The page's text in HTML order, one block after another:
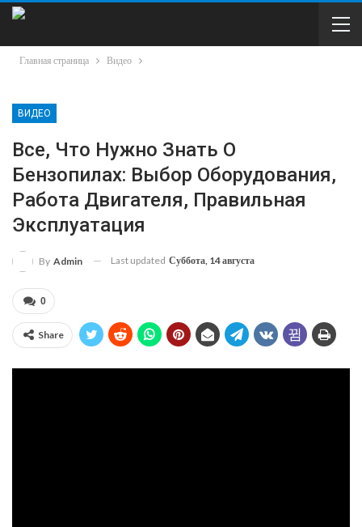
Главная страница Видео
ВИДЕО
Все, Что Нужно Знать О
Бензопилах: Выбор Оборудования,
Работа Двигателя, Правильная
Эксплуатация
By Admin Last updated Суббота, 14 августа
0
Share